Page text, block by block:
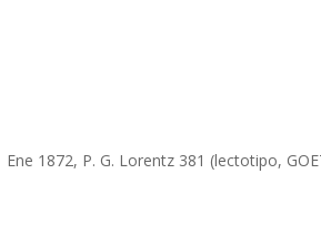
1872, P. G. Lorentz 381 (lectotipo,